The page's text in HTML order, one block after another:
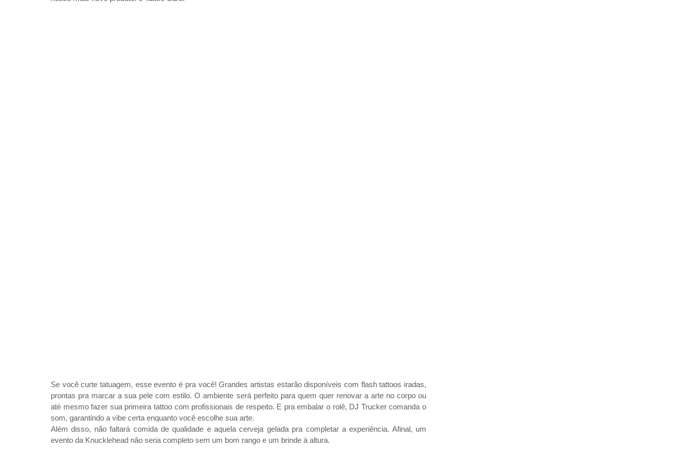
Se você curte tatuagem, esse evento é pra você! Grandes artistas estarão disponíveis com flash tattoos iradas,
prontas pra marcar a sua pele com estilo. O ambiente será perfeito para quem quer renovar a arte no corpo ou
até mesmo fazer sua primeira tattoo com profissionais de respeito. E pra embalar o rolê, DJ Trucker comanda o
som, garantindo a vibe certa enquanto você escolhe sua arte.
Além disso, não faltará comida de qualidade e aquela cerveja gelada pra completar a experiência. Afinal, um
evento da Knucklehead não seria completo sem um bom rango e um brinde à altura.